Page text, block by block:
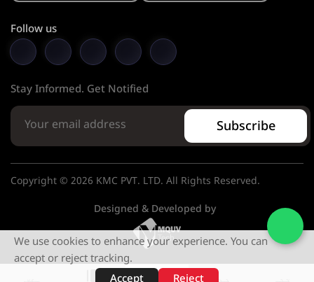
Follow us
Stay Informed. Get Notified
Subscribe
Copyright © 2026 KMC PVT. LTD. All Rights Reserved.
Designed & Developed by
We use cookies to enhance your experience. You can
accept or reject tracking.